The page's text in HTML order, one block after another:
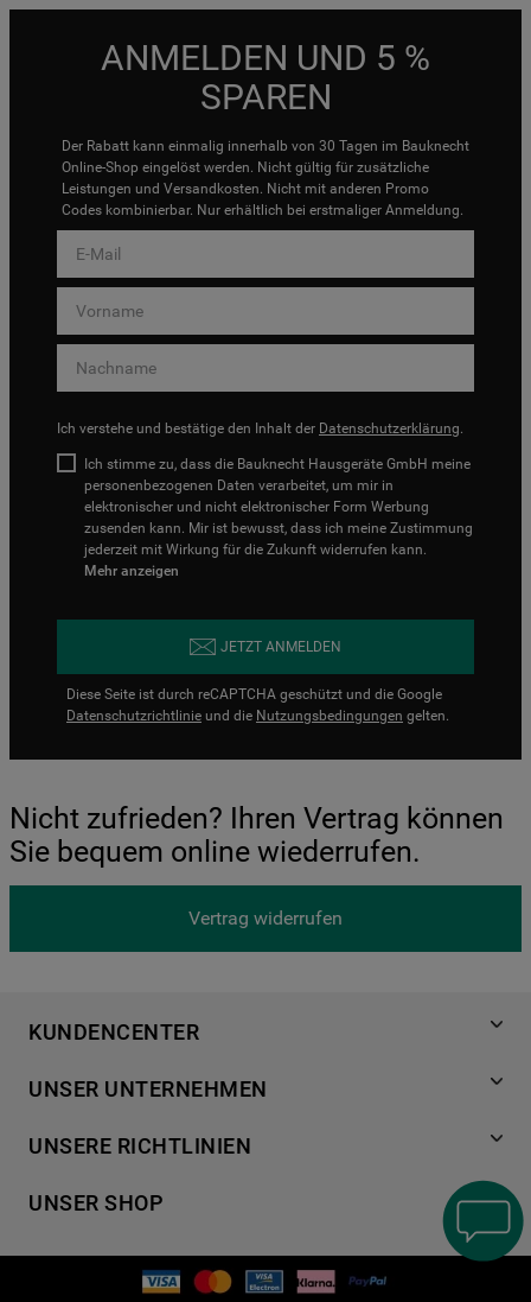
ANMELDEN UND 5 %
SPAREN
Der Rabatt kann einmalig innerhalb von 30 Tagen im Bauknecht
Online-Shop eingelöst werden. Nicht gültig für zusätzliche
Leistungen und Versandkosten. Nicht mit anderen Promo
Codes kombinierbar. Nur erhältlich bei erstmaliger Anmeldung.
Ich verstehe und bestätige den Inhalt der Datenschutzerklärung.
Ich stimme zu, dass die Bauknecht Hausgeräte GmbH meine
personenbezogenen Daten verarbeitet, um mir in
elektronischer und nicht elektronischer Form Werbung
zusenden kann. Mir ist bewusst, dass ich meine Zustimmung
jederzeit mit Wirkung für die Zukunft widerrufen kann.
Mehr anzeigen
JETZT ANMELDEN
Diese Seite ist durch reCAPTCHA geschützt und die Google
Datenschutzrichtlinie und die Nutzungsbedingungen gelten.
Nicht zufrieden? Ihren Vertrag können
Sie bequem online wiederrufen.
Vertrag widerrufen
KUNDENCENTER
Händlersuche
Häufige Fragen
Kontakt
UNSER UNTERNEHMEN
Für Händler
Karriere
UNSERE RICHTLINIEN
Cookies
UNSER SHOP
Geschirrspüler